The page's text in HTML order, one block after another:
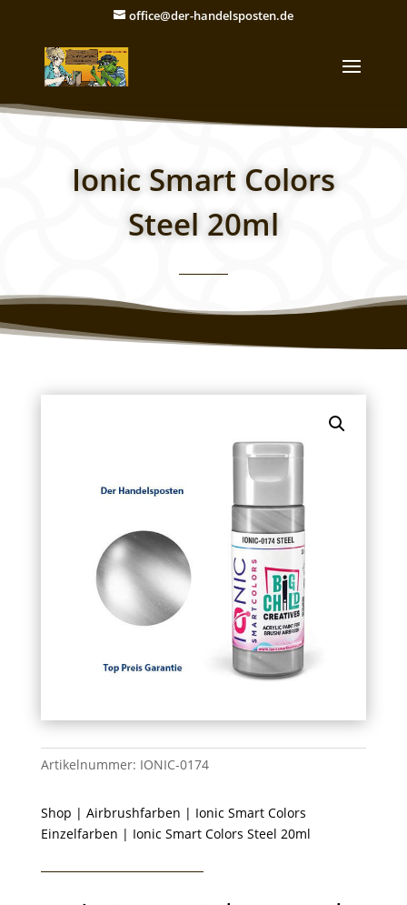
office@der-handelsposten.de
Ionic Smart Colors
Steel 20ml
Artikelnummer: IONIC-0174
Shop | Airbrushfarben | Ionic Smart Colors
Einzelfarben | Ionic Smart Colors Steel 20ml